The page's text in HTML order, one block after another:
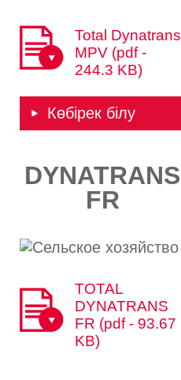
Total Dynatrans
MPV (pdf -
244.3 KB)
Көбірек білу
DYNATRANS
FR​​
TOTAL
DYNATRANS
FR (pdf - 93.67
KB)